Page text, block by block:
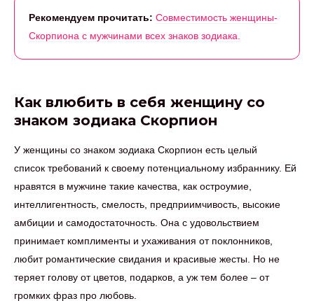
Рекомендуем прочитать: Совместимость женщины-
Скорпиона с мужчинами всех знаков зодиака.
Как влюбить в себя женщину со
знаком зодиака Скорпион
У женщины со знаком зодиака Скорпион есть целый
список требований к своему потенциальному избраннику. Ей
нравятся в мужчине такие качества, как остроумие,
интеллигентность, смелость, предприимчивость, высокие
амбиции и самодостаточность. Она с удовольствием
принимает комплименты и ухаживания от поклонников,
любит романтические свидания и красивые жесты. Но не
теряет голову от цветов, подарков, а уж тем более – от
громких фраз про любовь.